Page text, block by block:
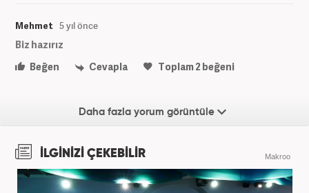
Mehmet 5 yıl önce
Biz hazırız
Beğen
Cevapla Toplam2beğeni
Daha fazla yorum görüntüle
İLGİNİZİ ÇEKEBİLİR Makroo